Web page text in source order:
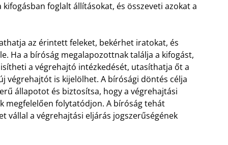
foglalt állításokat, és összeveti azokat a
az érintett feleket, bekérhet iratokat, és
Ha a bíróság megalapozottnak találja a kifogást,
a végrehajtó intézkedését, utasíthatja őt a
végrehajtót is kijelölhet. A bírósági döntés célja
állapotot és biztosítsa, hogy a végrehajtási
megfelelően folytatódjon. A bíróság tehát
vállal a végrehajtási eljárás jogszerűségének